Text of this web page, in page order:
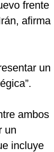
frente
afirma
un
ambos
un
incluye